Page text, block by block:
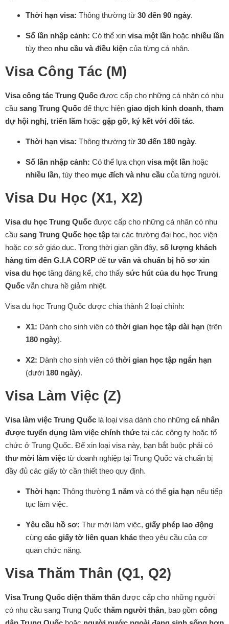
Thời hạn visa: Thông thường từ 30 đến 90 ngày.
Số lần nhập cảnh: Có thể xin visa một lần hoặc nhiều lần
tùy theo nhu cầu và điều kiện của từng cá nhân.
Visa Công Tác (M)
Visa công tác Trung Quốc được cấp cho những cá nhân có nhu
cầu sang Trung Quốc để thực hiện giao dịch kinh doanh, tham
dự hội nghị, triển lãm hoặc gặp gỡ, ký kết với đối tác.
Thời hạn visa: Thông thường từ 30 đến 180 ngày.
Số lần nhập cảnh: Có thể lựa chọn visa một lần hoặc
nhiều lần, tùy theo mục đích và nhu cầu của từng người.
Visa Du Học (X1, X2)
Visa du học Trung Quốc được cấp cho những cá nhân có nhu
cầu sang Trung Quốc học tập tại các trường đại học, học viện
hoặc cơ sở giáo dục. Trong thời gian gần đây, số lượng khách
hàng tìm đến G.I.A CORP để tư vấn và chuẩn bị hồ sơ xin
visa du học tăng đáng kể, cho thấy sức hút của du học Trung
Quốc vẫn chưa hề giảm nhiệt.
Visa du học Trung Quốc được chia thành 2 loại chính:
X1: Dành cho sinh viên có thời gian học tập dài hạn (trên
180 ngày).
X2: Dành cho sinh viên có thời gian học tập ngắn hạn
(dưới 180 ngày).
Visa Làm Việc (Z)
Visa làm việc Trung Quốc là loại visa dành cho những cá nhân
được tuyển dụng làm việc chính thức tại các công ty hoặc tổ
chức ở Trung Quốc. Để xin loại visa này, bạn bắt buộc phải có
thư mời làm việc từ doanh nghiệp tại Trung Quốc và chuẩn bị
đầy đủ các giấy tờ cần thiết theo quy định.
Thời hạn: Thông thường 1 năm và có thể gia hạn nếu tiếp
tục làm việc.
Yêu cầu hồ sơ: Thư mời làm việc, giấy phép lao động
cùng các giấy tờ liên quan khác theo yêu cầu của cơ
quan chức năng.
Visa Thăm Thân (Q1, Q2)
Visa Trung Quốc diện thăm thân được cấp cho những người
có nhu cầu sang Trung Quốc thăm người thân, bao gồm công